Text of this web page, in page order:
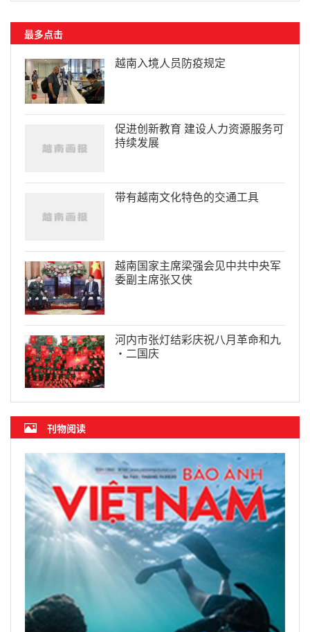
最多点击
越南入境人员防疫规定
促进创新教育 建设人力资源服务可
持续发展
带有越南文化特色的交通工具
越南国家主席梁强会见中共中央军
委副主席张又侠
河内市张灯结彩庆祝八月革命和九
·二国庆
刊物阅读